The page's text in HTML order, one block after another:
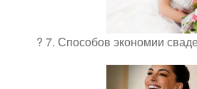
? 7. Способов экономии